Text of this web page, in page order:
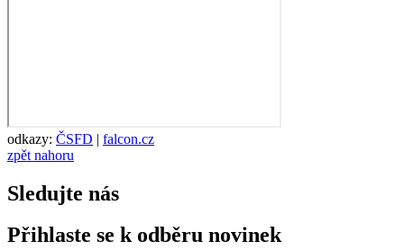
odkazy: ČSFD | falcon.cz
zpět nahoru
Sledujte nás
Přihlaste se k odběru novinek